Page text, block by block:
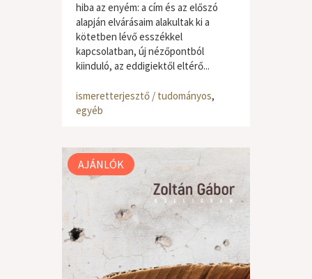
hiba az enyém: a cím és az előszó
alapján elvárásaim alakultak ki a
kötetben lévő esszékkel
kapcsolatban, új nézőpontból
kiinduló, az eddigiektől eltérő...
ismeretterjesztő / tudományos,
egyéb
AJÁNLÓK